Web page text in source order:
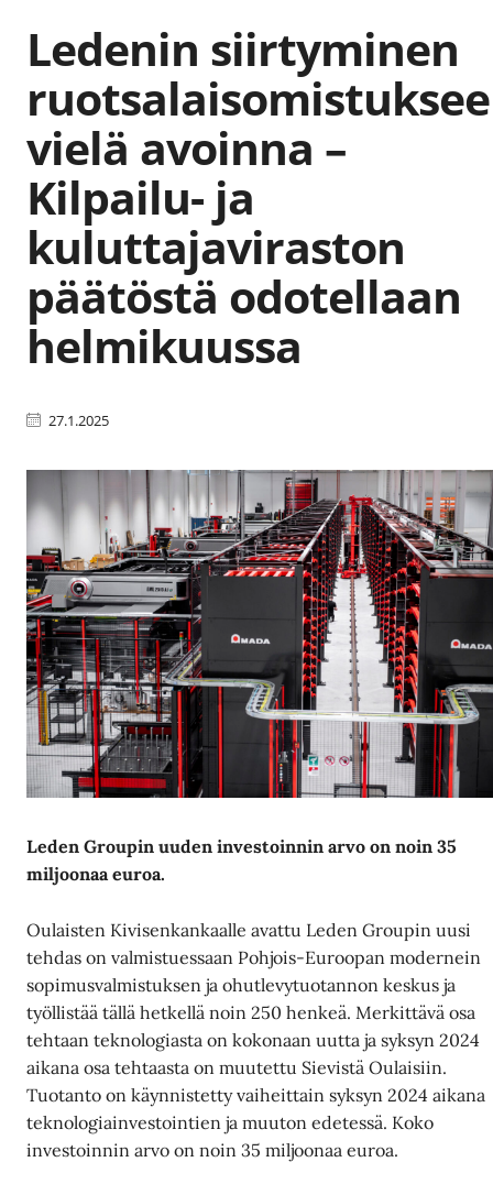
Ledenin siirtyminen
vielä avoinna –
Kilpailu- ja
kuluttajaviraston
päätöstä odotellaan
helmikuussa
27.1.2025
Leden Groupin uuden investoinnin arvo on noin 35
miljoonaa euroa.
Oulaisten Kivisenkankaalle avattu Leden Groupin uusi
tehdas on valmistuessaan Pohjois-Euroopan modernein
sopimusvalmistuksen ja ohutlevytuotannon keskus ja
työllistää tällä hetkellä noin 250 henkeä. Merkittävä osa
tehtaan teknologiasta on kokonaan uutta ja syksyn 2024
aikana osa tehtaasta on muutettu Sievistä Oulaisiin.
Tuotanto on käynnistetty vaiheittain syksyn 2024 aikana
teknologiainvestointien ja muuton edetessä. Koko
investoinnin arvo on noin 35 miljoonaa euroa.